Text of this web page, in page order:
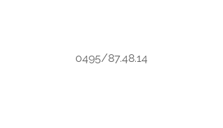
0495/87.48.14